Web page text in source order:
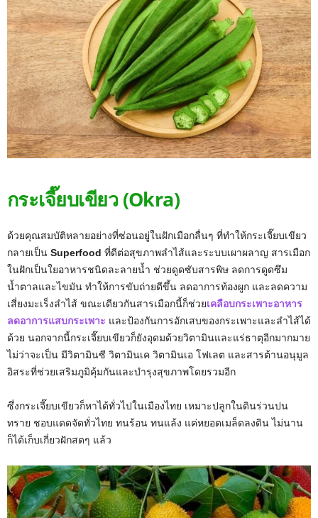
กระเจี๊ยบเขียว (Okra)
ด้วยคุณสมบัติหลายอย่างที่ซ่อนอยู่ในฝักเมือกลื่นๆ ที่ทำให้กระเจี๊ยบเขียว
กลายเป็น Superfood ที่ดีต่อสุขภาพลำไส้และระบบเผาผลาญ สารเมือก
ในฝักเป็นใยอาหารชนิดละลายน้ำ ช่วยดูดซับสารพิษ ลดการดูดซึม
น้ำตาลและไขมัน ทำให้การขับถ่ายดีขึ้น ลดอาการท้องผูก และลดความ
เสี่ยงมะเร็งลำไส้ ขณะเดียวกันสารเมือกนี้ก็ช่วยเคลือบกระเพาะอาหาร
ลดอาการแสบกระเพาะ และป้องกันการอักเสบของกระเพาะและลำไส้ได้
ด้วย นอกจากนี้กระเจี๊ยบเขียวก็ยังอุดมด้วยวิตามินและแร่ธาตุอีกมากมาย
ไม่ว่าจะเป็น มีวิตามินซี วิตามินเค วิตามินเอ โฟเลต และสารต้านอนุมูล
อิสระที่ช่วยเสริมภูมิคุ้มกันและบำรุงสุขภาพโดยรวมอีก
ซึ่งกระเจี๊ยบเขียวก็หาได้ทั่วไปในเมืองไทย เหมาะปลูกในดินร่วนปน
ทราย ชอบแดดจัดทั่วไทย ทนร้อน ทนแล้ง แค่หยอดเมล็ดลงดิน ไม่นาน
ก็ได้เก็บเกี่ยวฝักสดๆ แล้ว